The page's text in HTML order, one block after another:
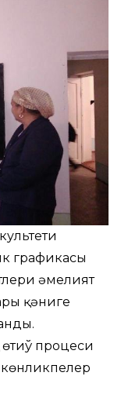
графикасы
әмелият
қәниге
процеси